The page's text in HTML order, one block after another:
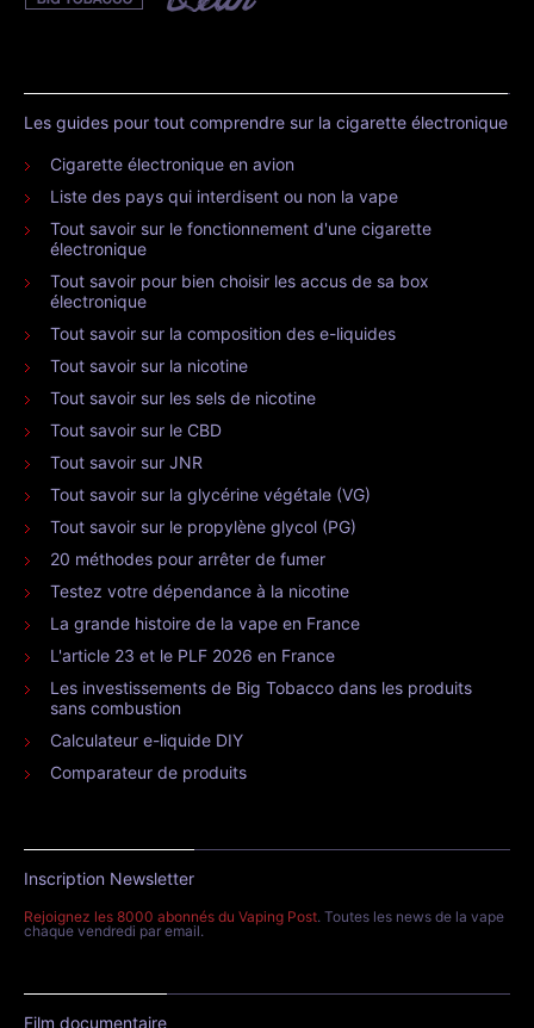
Les guides pour tout comprendre sur la cigarette électronique
Cigarette électronique en avion
Liste des pays qui interdisent ou non la vape
Tout savoir sur le fonctionnement d'une cigarette
électronique
Tout savoir pour bien choisir les accus de sa box
électronique
Tout savoir sur la composition des e-liquides
Tout savoir sur la nicotine
Tout savoir sur les sels de nicotine
Tout savoir sur le CBD
Tout savoir sur JNR
Tout savoir sur la glycérine végétale (VG)
Tout savoir sur le propylène glycol (PG)
20 méthodes pour arrêter de fumer
Testez votre dépendance à la nicotine
La grande histoire de la vape en France
L'article 23 et le PLF 2026 en France
Les investissements de Big Tobacco dans les produits
sans combustion
Calculateur e-liquide DIY
Comparateur de produits
Inscription Newsletter
Rejoignez les 8000 abonnés du Vaping Post. Toutes les news de la vape
chaque vendredi par email.
Film documentaire